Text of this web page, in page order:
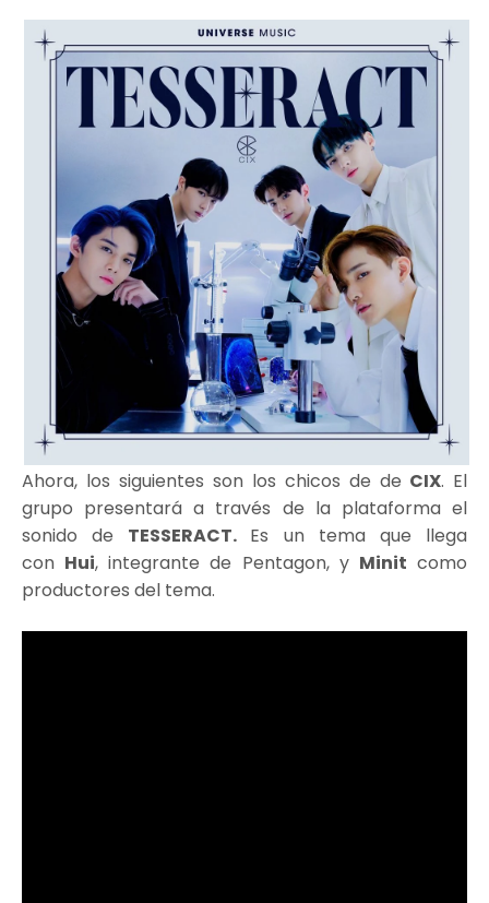
Ahora, los siguientes son los chicos de de CIX. El
grupo presentará a través de la plataforma el
sonido de TESSERACT. Es un tema que llega
con Hui, integrante de Pentagon, y Minit como
productores del tema.